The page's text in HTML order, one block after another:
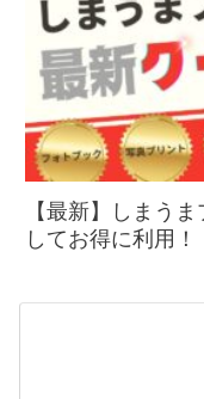
【最新】しまう
してお得に利用！